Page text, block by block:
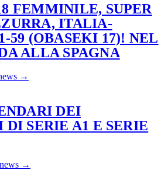
FEMMINILE, SUPER
ITALIA-
59 (OBASEKI 17)! NEL
ALLA SPAGNA
→
DEI
SERIE A1 E SERIE
→